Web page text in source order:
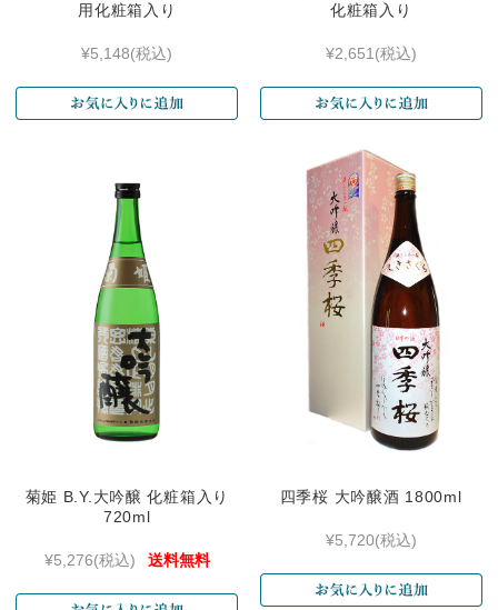
用化粧箱入り
¥5,148(税込)
化粧箱入り
¥2,651 (税込)
菊姫 B.Y.大吟醸 化粧箱入り
720ml
¥5,276(税込) 送料無料
四季桜 大吟醸酒 1800ml
¥5,720(税込)